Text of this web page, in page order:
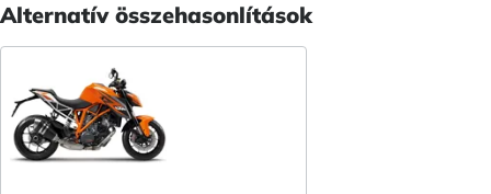
Alternatív összehasonlítások